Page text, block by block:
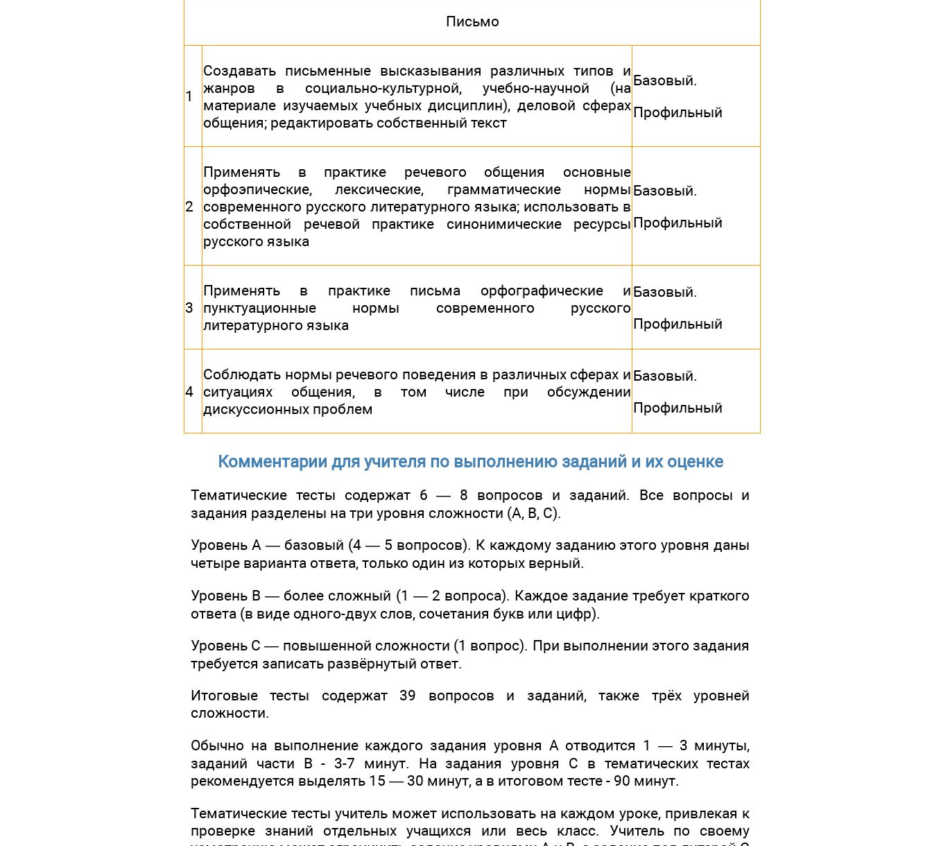
Письмо
1
Создавать письменные высказывания различных типов и
жанров в социально-культурной, учебно-научной (на
материале изучаемых учебных дисциплин), деловой сферах
общения; редактировать собственный текст
Базовый.
Профильный
2
Применять в практике речевого общения основные
орфоэпические, лексические, грамматические нормы
современного русского литературного языка; использовать в
собственной речевой практике синонимические ресурсы
русского языка
Базовый.
Профильный
3
Применять в практике письма орфографические и
пунктуационные нормы современного русского
литературного языка
Базовый.
Профильный
4
Соблюдать нормы речевого поведения в различных сферах и
ситуациях общения, в том числе при обсуждении
дискуссионных проблем
Базовый.
Профильный
Комментарии для учителя по выполнению заданий и их оценке
Тематические тесты содержат 6 — 8 вопросов и заданий. Все вопросы и
задания разделены на три уровня сложности (А, В, С).
Уровень А — базовый (4 — 5 вопросов). К каждому заданию этого уровня даны
четыре варианта ответа, только один из которых верный.
Уровень В — более сложный (1 — 2 вопроса). Каждое задание требует краткого
ответа (в виде одного-двух слов, сочетания букв или цифр).
Уровень С — повышенной сложности (1 вопрос). При выполнении этого задания
требуется записать развёрнутый ответ.
Итоговые тесты содержат 39 вопросов и заданий, также трёх уровней
сложности.
Обычно на выполнение каждого задания уровня А отводится 1 — 3 минуты,
заданий части В - 3-7 минут. На задания уровня С в тематических тестах
рекомендуется выделять 15 — 30 минут, а в итоговом тесте - 90 минут.
Тематические тесты учитель может использовать на каждом уроке, привлекая к
проверке знаний отдельных учащихся или весь класс. Учитель по своему